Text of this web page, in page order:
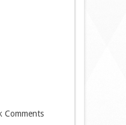
Comments